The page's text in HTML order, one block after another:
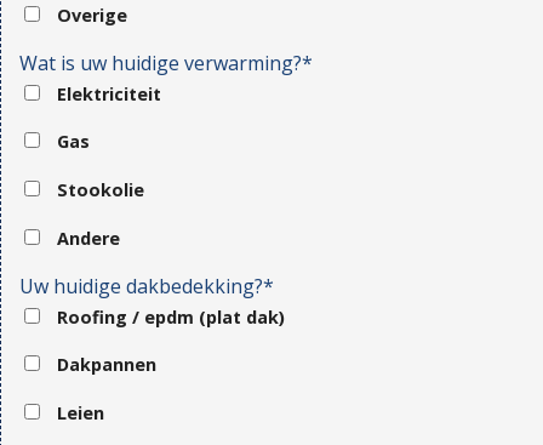
Overige
Wat is uw huidige verwarming?*
Elektriciteit
Gas
Stookolie
Andere
Uw huidige dakbedekking?*
Roofing / epdm (plat dak)
Dakpannen
Leien